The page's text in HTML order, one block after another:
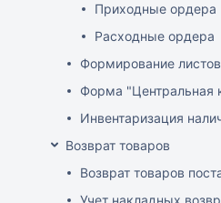
Приходные ордера
Расходные ордера
Формирование листов
Форма "Центральная
Инвентаризация
Возврат товаров
Возврат товаров
Учет накладных